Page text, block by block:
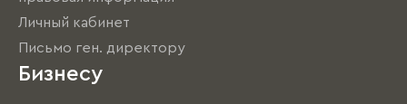
Личный кабинет
Письмо ген. директору
Бизнесу